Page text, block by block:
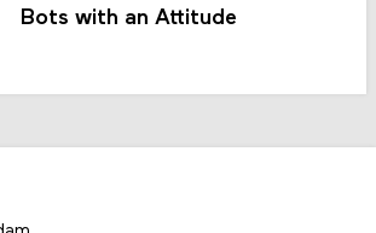
Bots with an Attitude